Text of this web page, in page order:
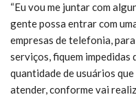
“Eu vou me juntar com
gente possa entrar com
empresas de telefonia,
serviços, fiquem impedidas
quantidade de usuários
atender, conforme vai